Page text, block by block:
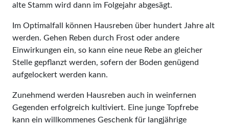
alte Stamm wird dann im Folgejahr abgesägt.
Im Optimalfall können Hausreben über hundert Jahre alt
werden. Gehen Reben durch Frost oder andere
Einwirkungen ein, so kann eine neue Rebe an gleicher
Stelle gepflanzt werden, sofern der Boden genügend
aufgelockert werden kann.
Zunehmend werden Hausreben auch in weinfernen
Gegenden erfolgreich kultiviert. Eine junge Topfrebe
kann ein willkommenes Geschenk für langjährige